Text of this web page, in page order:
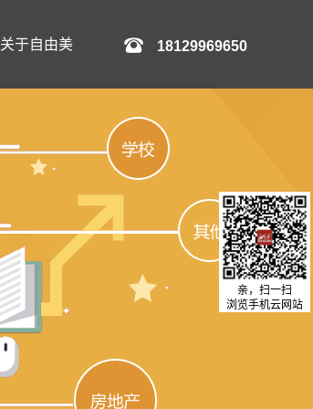
关于自由美 18129969650
亲，扫一扫
浏览手机云网站